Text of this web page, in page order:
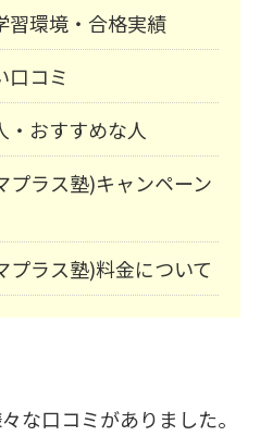
習環境・合格実績
口コミ
・おすすめな人
ラス塾)キャンペーン
ラス塾)料金について
な口コミがありました。